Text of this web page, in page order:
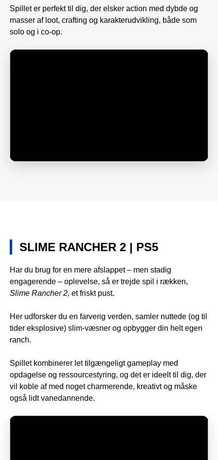
Spillet er perfekt til dig, der elsker action med dybde og
masser af loot, crafting og karakterudvikling, både som
solo og i co-op.
SLIME RANCHER 2 | PS5
Har du brug for en mere afslappet – men stadig
engagerende – oplevelse, så er trejde spil i rækken,
Slime Rancher 2, et friskt pust.
Her udforsker du en farverig verden, samler nuttede (og til
tider eksplosive) slim-væsner og opbygger din helt egen
ranch.
Spillet kombinerer let tilgængeligt gameplay med
opdagelse og ressourcestyring, og det er ideelt til dig, der
vil koble af med noget charmerende, kreativt og måske
også lidt vanedannende.